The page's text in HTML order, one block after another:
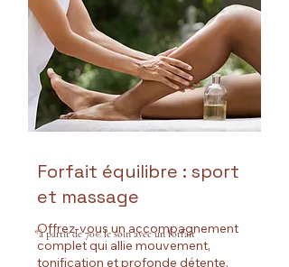
Forfait équilibre : sport
et massage
Offrez-vous un accompagnement
complet qui allie mouvement,
tonification et profonde détente.
*à partir de 70€ le soin avec un forfait